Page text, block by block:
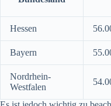
Hessen
Bayern
Nordrhein-
Westfalen